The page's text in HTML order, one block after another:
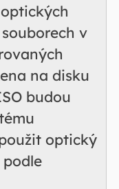
v
na disku
budou
optický